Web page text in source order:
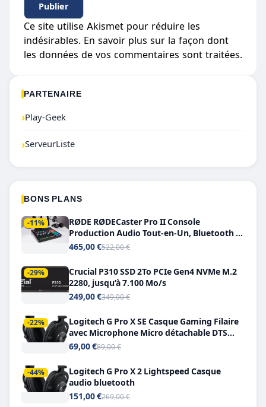
Ce site utilise Akismet pour réduire les
indésirables. En savoir plus sur la façon dont
les données de vos commentaires sont traitées.
PARTENAIRE
›Play-Geek
›ServeurListe
BONS PLANS
-11%
RØDE RØDECaster Pro II Console
Production Audio Tout-en-Un, Bluetooth et
Double USB-C
465,00 €522,00 €
-29%
Crucial P310 SSD 2To PCIe Gen4 NVMe M.2
2280, jusqu’à 7.100 Mo/s
249,00 €349,00 €
-22%
Logitech G Pro X SE Casque Gaming Filaire
avec Microphone Micro détachable DTS
Headphone X 7.1
69,00 €89,00 €
-44%
Logitech G Pro X 2 Lightspeed Casque
audio bluetooth
151,00 €269,00 €